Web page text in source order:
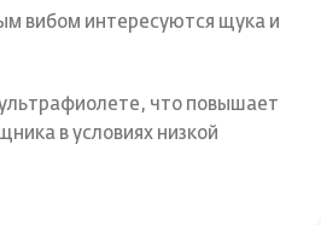
вибом интересуются щука и
что повышает
в условиях низкой